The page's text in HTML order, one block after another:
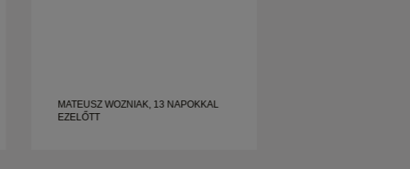
MATEUSZ WOZNIAK, 13 NAPOKKAL
EZELŐTT